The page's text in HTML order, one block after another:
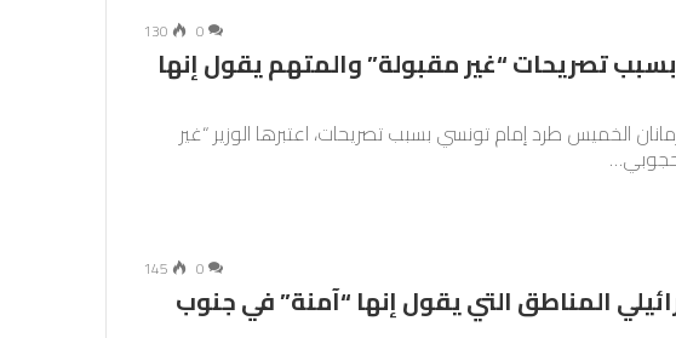
0
130
تصريحات “غير مقبولة” والمتهم يقول إنها
الخميس طرد إمام تونسي بسبب تصريحات، اعتبرها الوزير “غير
0
145
المناطق التي يقول إنها “آمنة” في جنوب